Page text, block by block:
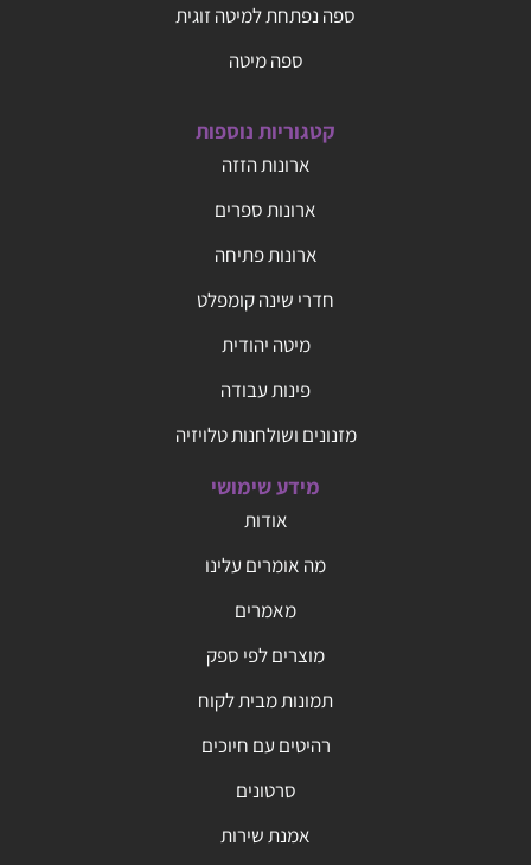
ספה נפתחת למיטה זוגית
ספה מיטה
קטגוריות נוספות
ארונות הזזה
ארונות ספרים
ארונות פתיחה
חדרי שינה קומפלט
מיטה יהודית
פינות עבודה
מזנונים ושולחנות טלויזיה
מידע שימושי
אודות
מה אומרים עלינו
מאמרים
מוצרים לפי ספק
תמונות מבית לקוח
רהיטים עם חיוכים
סרטונים
אמנת שירות